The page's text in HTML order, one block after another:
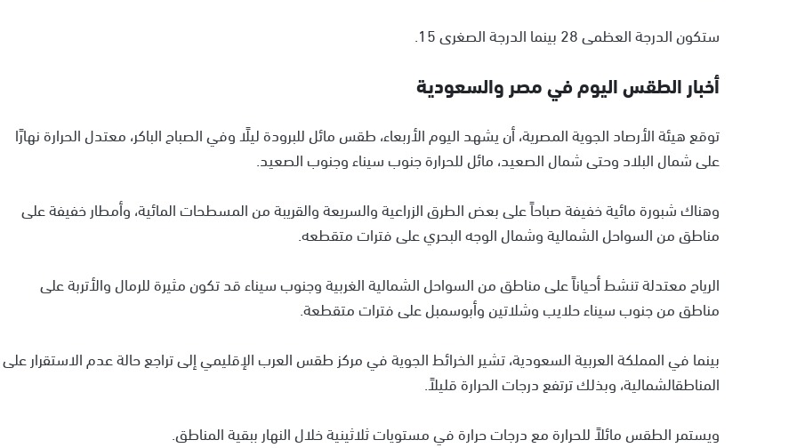
ستكون الدرجة العظمى 28 بينما الدرجة الصغرى 15.
أخبار الطقس اليوم في مصر والسعودية
توقع هيئة الأرصاد الجوية المصرية، أن يشهد اليوم الأربعاء، طقس مائل للبرودة ليلًا وفي الصباح الباكر، معتدل الحرارة نهارًا
على شمال البلاد وحتى شمال الصعيد، مائل للحرارة جنوب سيناء وجنوب الصعيد.
وهناك شبورة مائية خفيفة صباحاً على بعض الطرق الزراعية والسريعة والقريبة من المسطحات المائية، وأمطار خفيفة على
مناطق من السواحل الشمالية وشمال الوجه البحري على فترات متقطعه.
الرياح معتدلة تنشط أحياناً على مناطق من السواحل الشمالية الغربية وجنوب سيناء قد تكون مثيرة للرمال والأتربة على
مناطق من جنوب سيناء حلايب وشلاتين وأبوسمبل على فترات متقطعة.
بينما في المملكة العربية السعودية، تشير الخرائط الجوية في مركز طقس العرب الإقليمي إلى تراجع حالة عدم الاستقرار على
المناطقالشمالية، وبذلك ترتفع درجات الحرارة قليلاً.
ويستمر الطقس مائلاً للحرارة مع درجات حرارة في مستويات ثلاثينية خلال النهار ببقية المناطق.